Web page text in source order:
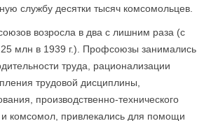
службу десятки тысяч комсомольцев.
возросла в два с лишним раза (с
млн в 1939 г.). Профсоюзы занимались
труда, рационализации
трудовой дисциплины,
производственно-технического
комсомол, привлекались для помощи